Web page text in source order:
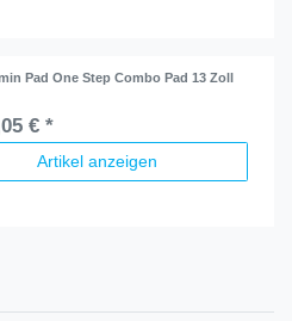
Pad One Step Combo Pad 13 Zoll
€ *
Artikel anzeigen